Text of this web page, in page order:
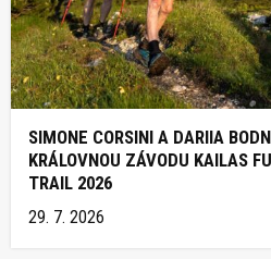
SIMONE CORSINI A DARIIA
KRÁLOVNOU ZÁVODU KAILAS
TRAIL 2026
29. 7. 2026